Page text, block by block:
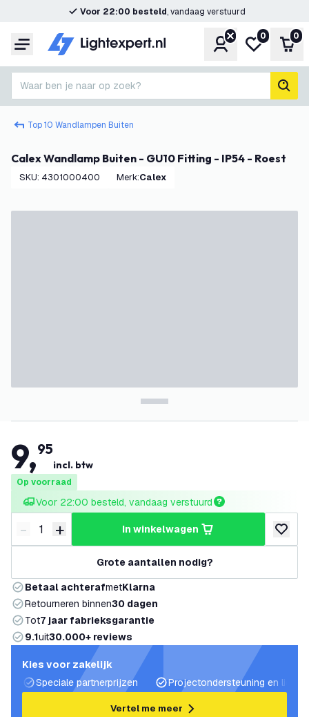
Voor 22:00 besteld, vandaag verstuurd
Menu Account
Mijn
0 0
Waar ben je naar op zoek?
Top 10 Wandlampen Buiten
Calex Wandlamp Buiten - GU10 Fitting - IP54 - Roest
SKU: 4301000400 Merk: Calex
9,95
incl. btw
Op voorraad
Voor 22:00 besteld, vandaag verstuurd
Verminder hoeveelheid
- Verhoog hoeveelheid
+ in winkelwagen
Grote aantallen nodig?
Betaal achterafmetKlarna
Retourneren binnen30 dagen
Tot7 jaar fabrieksgarantie
9.1uit30.000+ reviews
Kies voor zakelijk
Speciale partnerprijzen
Projectondersteuning en
Vertel me meer